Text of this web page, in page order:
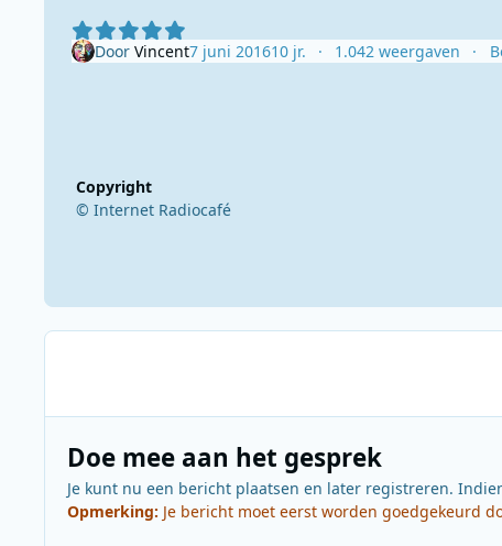
Door Vincent7 juni 201610 jr. 1.042 weergaven
Copyright
© Internet Radiocafé
Doe mee aan het gesprek
Je kunt nu een bericht plaatsen en later registreren.
Opmerking: Je bericht moet eerst worden goedgekeurd